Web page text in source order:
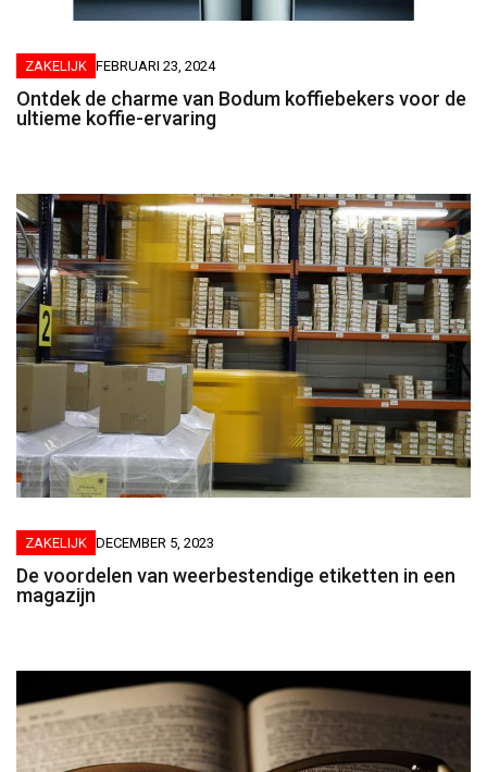
ZAKELIJK FEBRUARI 23, 2024
Ontdek de charme van Bodum koffiebekers voor de
ultieme koffie-ervaring
ZAKELIJK DECEMBER 5, 2023
De voordelen van weerbestendige etiketten in een
magazijn